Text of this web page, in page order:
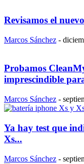
Revisamos el
Marcos Sánchez -
Probamos
imprescindible
Marcos Sánchez -
Ya hay test que
Xs...
Marcos Sánchez -